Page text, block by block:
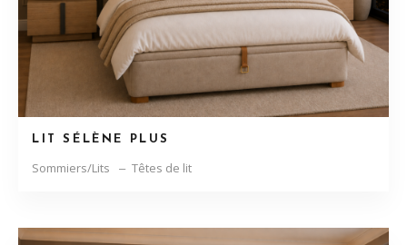
LIT SÉLÈNE PLUS
Sommiers/Lits Têtes de lit